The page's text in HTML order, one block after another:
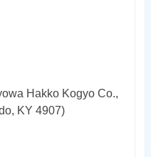
Hakko Kogyo Co.,
KY 4907)